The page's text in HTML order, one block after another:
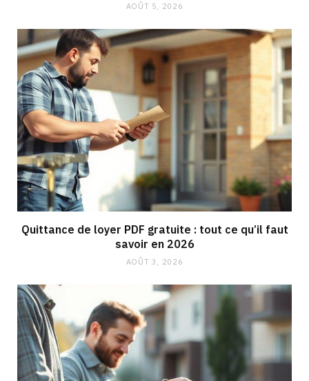
AOÛT 5, 2026
Quittance de loyer PDF gratuite : tout ce qu’il faut
savoir en 2026
AOÛT 3, 2026